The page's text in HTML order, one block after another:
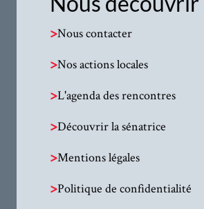
>Nous contacter
>Nos actions locales
>L'agenda des rencontres
>Découvrir la sénatrice
>Mentions légales
>Politique de confidentialité